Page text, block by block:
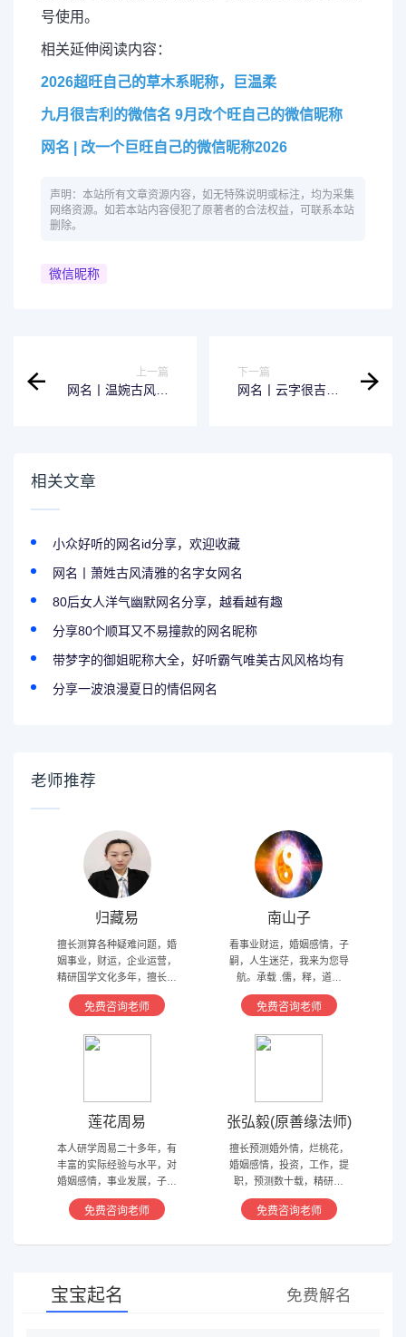
号使用。
相关延伸阅读内容：
2026超旺自己的草木系昵称，巨温柔
九月很吉利的微信名 9月改个旺自己的微信昵称
网名 | 改一个巨旺自己的微信昵称2026
声明：本站所有文章资源内容，如无特殊说明或标注，均为采集
网络资源。如若本站内容侵犯了原著者的合法权益，可联系本站
删除。
微信昵称
上一篇
网名丨温婉古风女
下一篇
网名丨云字很吉利
相关文章
小众好听的网名id分享，欢迎收藏
网名丨萧姓古风清雅的名字女网名
80后女人洋气幽默网名分享，越看越有趣
分享80个顺耳又不易撞款的网名昵称
带梦字的御姐昵称大全，好听霸气唯美古风风格均有
分享一波浪漫夏日的情侣网名
老师推荐
归藏易
擅长测算各种疑难问题，婚
姻事业，财运，企业运营，
精研国学文化多年，擅长归
藏易，盲派占卜，太乙，河
洛卦，紫薇，奇门遁甲等多
免费咨询老师
南山子
看事业财运，婚姻感情，子
嗣，人生迷茫，我来为您导
航。承载 .儒，释，道文
化，研究易经多年，精通八
字，六爻，奇门遁甲。
免费咨询老师
莲花周易
本人研学周易二十多年，有
丰富的实际经验与水平，对
婚姻感情，事业发展，子嗣
香火等方面指引慈航 ，现
在预测指导擅长紫微星斗，
导方案，欢迎有缘人。
免费咨询老师
张弘毅(原善缘法师)
擅长预测婚外情，烂桃花，
婚姻感情，投资，工作，提
职，预测数十载，精研国
学，擅长铁板、太乙，一掌
经，八宫连山易，盲派八字
免费咨询老师
宝宝起名 免费解名